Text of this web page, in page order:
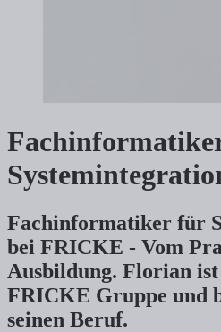
Fachinformatiker für
bei FRICKE - Vom
Ausbildung. Florian
FRICKE Gruppe und
seinen Beruf.